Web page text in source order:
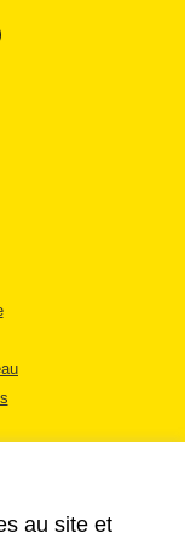
au site et